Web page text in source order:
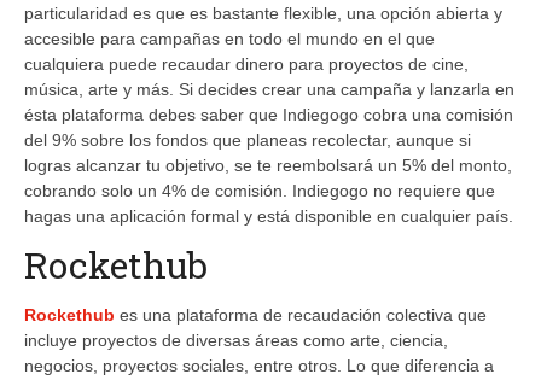
particularidad es que es bastante flexible, una opción abierta y
accesible para campañas en todo el mundo en el que
cualquiera puede recaudar dinero para proyectos de cine,
música, arte y más. Si decides crear una campaña y lanzarla en
ésta plataforma debes saber que Indiegogo cobra una comisión
del 9% sobre los fondos que planeas recolectar, aunque si
logras alcanzar tu objetivo, se te reembolsará un 5% del monto,
cobrando solo un 4% de comisión. Indiegogo no requiere que
hagas una aplicación formal y está disponible en cualquier país.
Rockethub
Rockethub es una plataforma de recaudación colectiva que
incluye proyectos de diversas áreas como arte, ciencia,
negocios, proyectos sociales, entre otros. Lo que diferencia a